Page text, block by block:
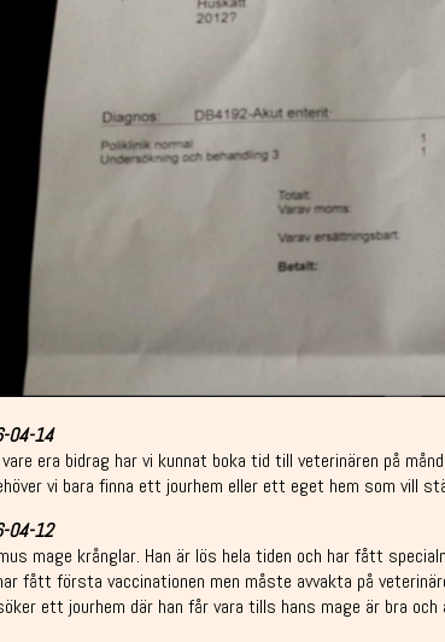
04-14
era bidrag har vi kunnat boka tid till veterinären på
vi bara finna ett jourhem eller ett eget hem som vill
04-12
mage krånglar. Han är lös hela tiden och har fått
fått första vaccinationen men måste avvakta på
ett jourhem där han får vara tills hans mage är bra